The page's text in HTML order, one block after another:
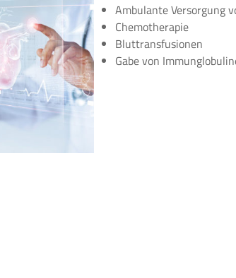
Ambulante Versorgung
Chemotherapie
Bluttransfusionen
Gabe von